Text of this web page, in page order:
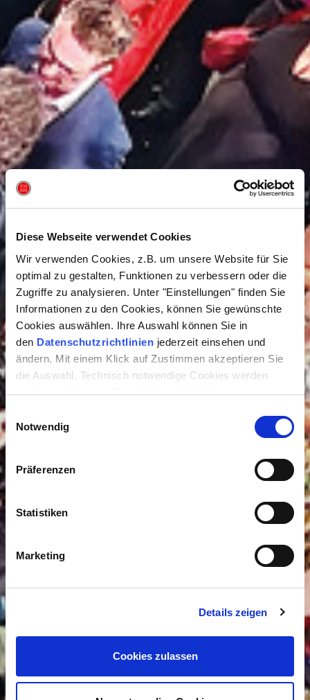
Diese Webseite verwendet Cookies
Wir verwenden Cookies, z.B. um unsere Website für Sie
optimal zu gestalten, Funktionen zu verbessern oder die
Zugriffe zu analysieren. Unter "Einstellungen" finden Sie
Informationen zu den Cookies, können Sie gewünschte
Cookies auswählen. Ihre Auswahl können Sie in
den Datenschutzrichtlinien jederzeit einsehen und
ändern. Mit einem Klick auf Zustimmen akzeptieren Sie
die Auswahl. Technisch notwendige Cookies werden
auch gesetzt, wenn Sie die Auswahl ablehnen.
Einwilligungsauswahl
Notwendig
Präferenzen
Statistiken
Marketing
Details zeigen
Cookies zulassen